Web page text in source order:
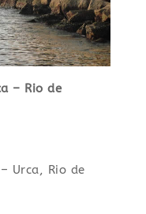
– Rio de
Urca, Rio de